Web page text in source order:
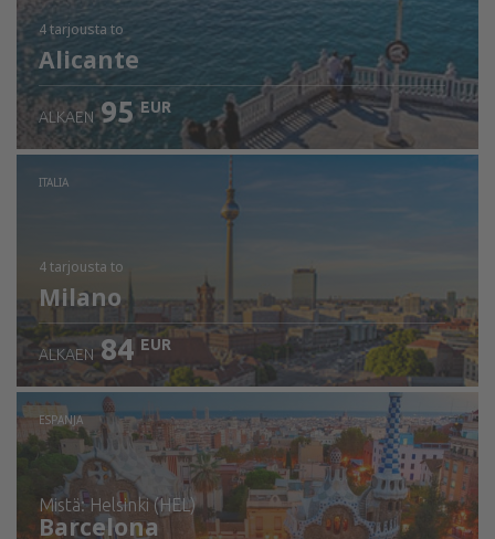
4 tarjousta to
Alicante
ALKAEN 95 EUR
ITALIA
4 tarjousta to
Milano
ALKAEN 84 EUR
ESPANJA
mistä: Helsinki (HEL)
Barcelona